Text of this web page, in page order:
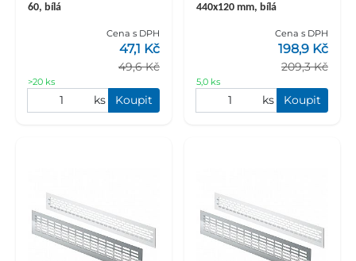
60, bílá
Cena s DPH
49,6 Kč
47,1 Kč
>20 ks
ks Koupit
440x120 mm, bílá
Cena s DPH
209,3 Kč
198,9 Kč
5,0 ks
ks Koupit